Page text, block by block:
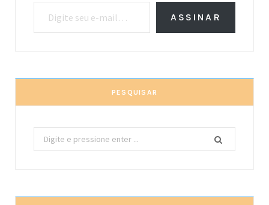
ASSINAR
PESQUISAR
Procurar
por: